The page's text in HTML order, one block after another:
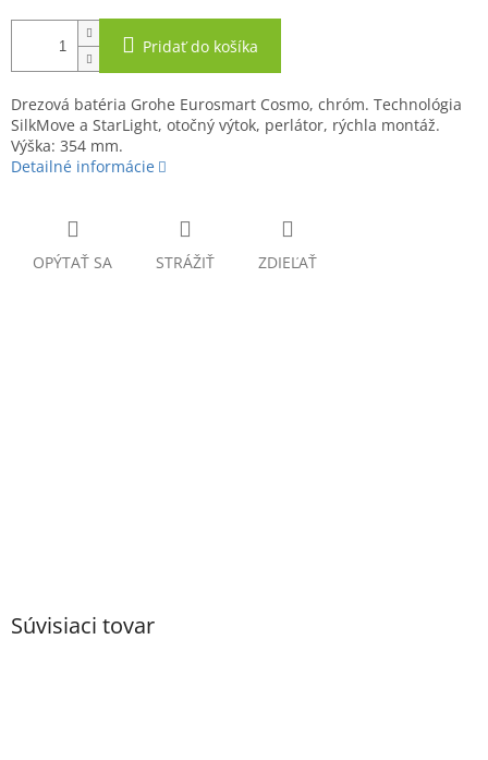
Pridať do košíka
Drezová batéria Grohe Eurosmart Cosmo, chróm. Technológia
SilkMove a StarLight, otočný výtok, perlátor, rýchla montáž.
Výška: 354 mm.
Detailné informácie
OPÝTAŤ SA STRÁŽIŤ ZDIEĽAŤ
Súvisiaci tovar